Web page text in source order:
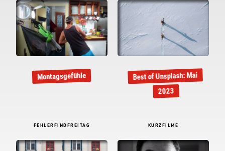
Montagsgefühle Best of Unsplash: Mai
2023
FEHLERFINDFREITAG KURZFILME